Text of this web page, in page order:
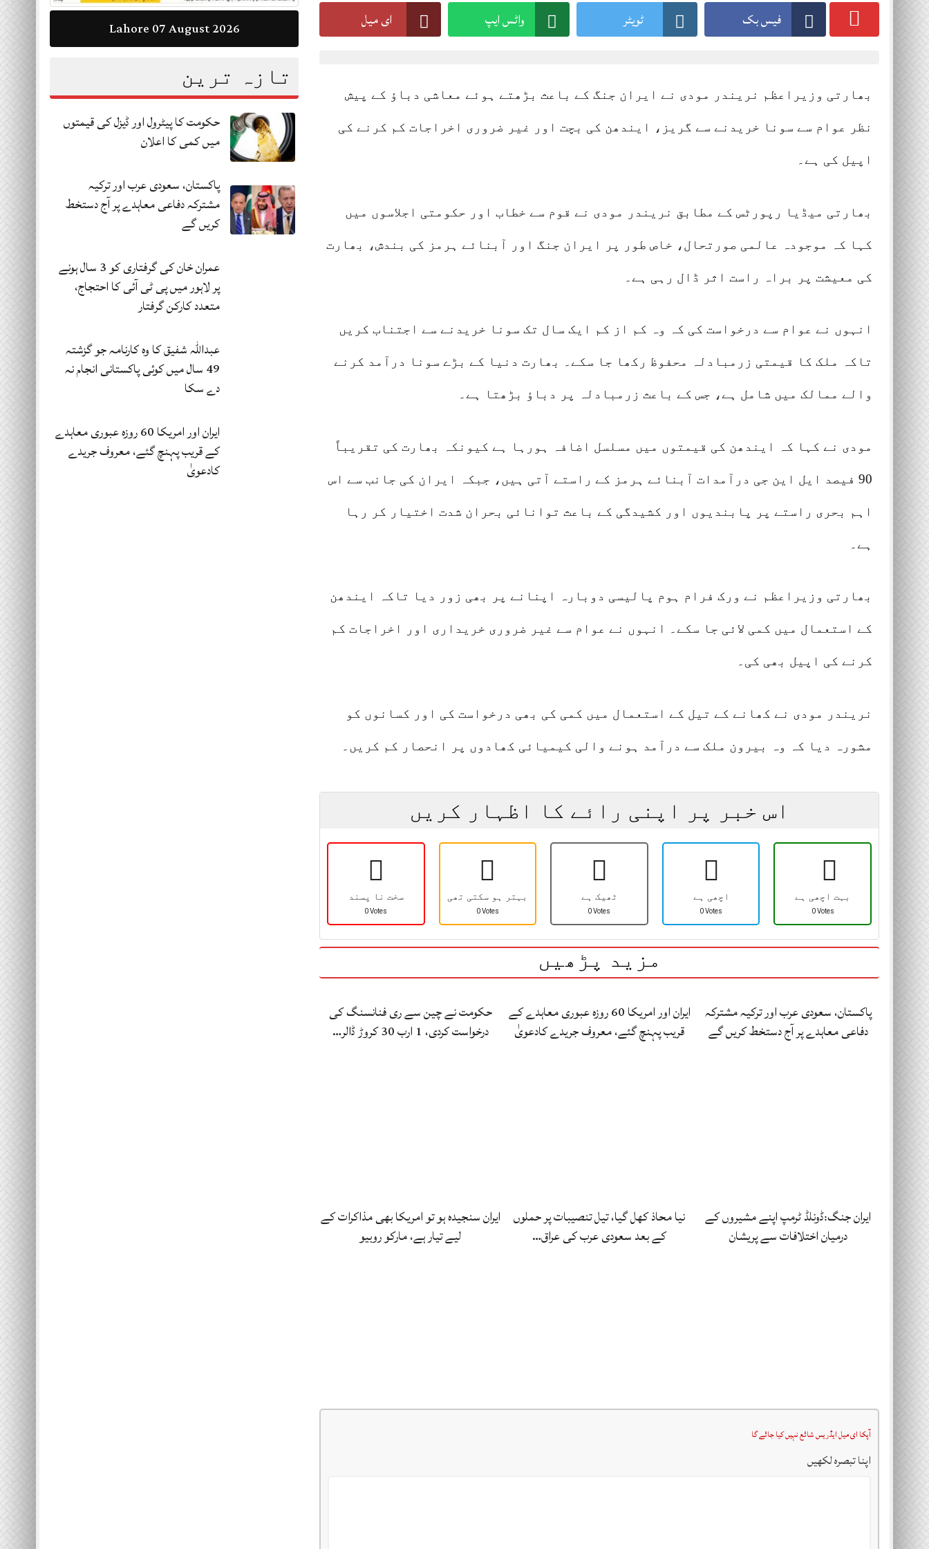
Lahore 04 August 2026
Lahore 08 August 2026
Lahore 07 August 2026
تازہ ترین
حکومت کا پیٹرول اور ڈیزل کی قیمتوں
میں کمی کا اعلان
پاکستان، سعودی عرب اور ترکیہ
مشترکہ دفاعی معاہدے پر آج دستخط
کریں گے
عمران خان کی گرفتاری کو 3 سال ہونے
پر لاہور میں پی ٹی آئی کا احتجاج،
متعدد کارکن گرفتار
عبداللہ شفیق کا وہ کارنامہ جو گزشتہ
49 سال میں کوئی پاکستانی انجام نہ
دے سکا
ایران اور امریکا 60 روزہ عبوری معاہدے
کے قریب پہنچ گئے، معروف جریدے
کادعویٰ
فیس بک ٹویٹر واٹس ایپ ای میل
بھارتی وزیراعظم نریندر مودی نے ایران جنگ کے باعث بڑھتے ہوئے معاشی دباؤ کے پیش
نظر عوام سے سونا خریدنے سے گریز، ایندھن کی بچت اور غیر ضروری اخراجات کم کرنے کی
اپیل کی ہے۔
بھارتی میڈیا رپورٹس کے مطابق نریندر مودی نے قوم سے خطاب اور حکومتی اجلاسوں میں
کہا کہ موجودہ عالمی صورتحال، خاص طور پر ایران جنگ اور آبنائے ہرمز کی بندش، بھارت
کی معیشت پر براہ راست اثر ڈال رہی ہے۔
انہوں نے عوام سے درخواست کی کہ وہ کم از کم ایک سال تک سونا خریدنے سے اجتناب کریں
تاکہ ملک کا قیمتی زرمبادلہ محفوظ رکھا جا سکے۔ بھارت دنیا کے بڑے سونا درآمد کرنے
والے ممالک میں شامل ہے، جس کے باعث زرمبادلہ پر دباؤ بڑھتا ہے۔
مودی نے کہا کہ ایندھن کی قیمتوں میں مسلسل اضافہ ہورہا ہے کیونکہ بھارت کی تقریباً
90 فیصد ایل این جی درآمدات آبنائے ہرمز کے راستے آتی ہیں، جبکہ ایران کی جانب سے اس
اہم بحری راستے پر پابندیوں اور کشیدگی کے باعث توانائی بحران شدت اختیار کر رہا
ہے۔
بھارتی وزیراعظم نے ورک فرام ہوم پالیسی دوبارہ اپنانے پر بھی زور دیا تاکہ ایندھن
کے استعمال میں کمی لائی جا سکے۔ انہوں نے عوام سے غیر ضروری خریداری اور اخراجات کم
کرنے کی اپیل بھی کی۔
نریندر مودی نے کھانے کے تیل کے استعمال میں کمی کی بھی درخواست کی اور کسانوں کو
مشورہ دیا کہ وہ بیرون ملک سے درآمد ہونے والی کیمیائی کھادوں پر انحصار کم کریں۔
اس خبر پر اپنی رائے کا اظہار کریں
سخت نا پسند
0 Votes
بہتر ہو سکتی تھی
0 Votes
ٹھیک ہے
0 Votes
اچھی ہے
0 Votes
بہت اچھی ہے
0 Votes
مزید پڑھیں
پاکستان، سعودی عرب اور ترکیہ مشترکہ
دفاعی معاہدے پر آج دستخط کریں گے
ایران اور امریکا 60 روزہ عبوری معاہدے کے
قریب پہنچ گئے، معروف جریدے کادعویٰ
حکومت نے چین سے ری فنانسنگ کی
درخواست کردی، 1 ارب 30 کروڑ ڈالر…
ایران جنگ:ڈونلڈ ٹرمپ اپنے مشیروں کے
درمیان اختلافات سے پریشان
نیا محاذ کھل گیا، تیل تنصیبات پر حملوں
کے بعد سعودی عرب کی عراق…
ایران سنجیدہ ہو تو امریکا بھی مذاکرات کے
لیے تیار ہے، مارکو روبیو
آپکا ای میل ایڈریس شائع نہیں کیا جائے گا
اپنا تبصرہ لکھیں